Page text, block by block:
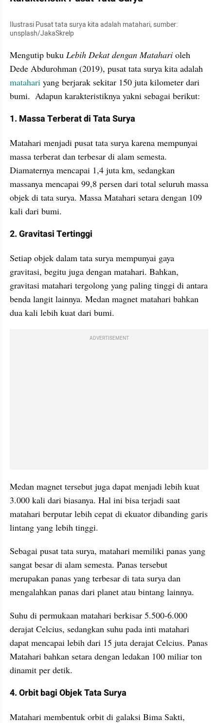
Ilustrasi Pusat tata surya kita adalah matahari, sumber:
unsplash/JakaSkrelp
Mengutip buku Lebih Dekat dengan Matahari oleh
matahari yang berjarak sekitar 150 juta kilometer dari
bumi.  Adapun karakteristiknya yakni sebagai berikut:
1. Massa Terberat di Tata Surya
Matahari menjadi pusat tata surya karena mempunyai
massa terberat dan terbesar di alam semesta.
Diamaternya mencapai 1,4 juta km, sedangkan
massanya mencapai 99,8 persen dari total seluruh massa
objek di tata surya. Massa Matahari setara dengan 109
kali dari bumi.
2. Gravitasi Tertinggi
Setiap objek dalam tata surya mempunyai gaya
gravitasi, begitu juga dengan matahari. Bahkan,
gravitasi matahari tergolong yang paling tinggi di antara
benda langit lainnya. Medan magnet matahari bahkan
dua kali lebih kuat dari bumi.
ADVERTISEMENT
Medan magnet tersebut juga dapat menjadi lebih kuat
3.000 kali dari biasanya. Hal ini bisa terjadi saat
matahari berputar lebih cepat di ekuator dibanding garis
lintang yang lebih tinggi.
Sebagai pusat tata surya, matahari memiliki panas yang
sangat besar di alam semesta. Panas tersebut
merupakan panas yang terbesar di tata surya dan
mengalahkan panas dari planet atau bintang lainnya.
Suhu di permukaan matahari berkisar 5.500-6.000
derajat Celcius, sedangkan suhu pada inti matahari
dapat mencapai lebih dari 15 juta derajat Celcius. Panas
Matahari bahkan setara dengan ledakan 100 miliar ton
dinamit per detik.
4. Orbit bagi Objek Tata Surya
Matahari membentuk orbit di galaksi Bima Sakti,